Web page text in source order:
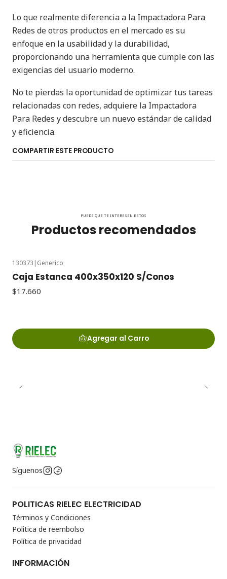
Lo que realmente diferencia a la Impactadora Para
Redes de otros productos en el mercado es su
enfoque en la usabilidad y la durabilidad,
proporcionando una herramienta que cumple con las
exigencias del usuario moderno.
No te pierdas la oportunidad de optimizar tus tareas
relacionadas con redes, adquiere la Impactadora
Para Redes y descubre un nuevo estándar de calidad
y eficiencia.
COMPARTIR ESTE PRODUCTO
PUEDE QUE TE INTERESEN ESTOS
Productos recomendados
130373 | Generico
Caja Estanca 400x350x120 S/Conos
$17.660
Agregar al Carro
Síguenos
POLITICAS RIELEC ELECTRICIDAD
Términos y Condiciones
Politica de reembolso
Política de privacidad
INFORMACIÓN